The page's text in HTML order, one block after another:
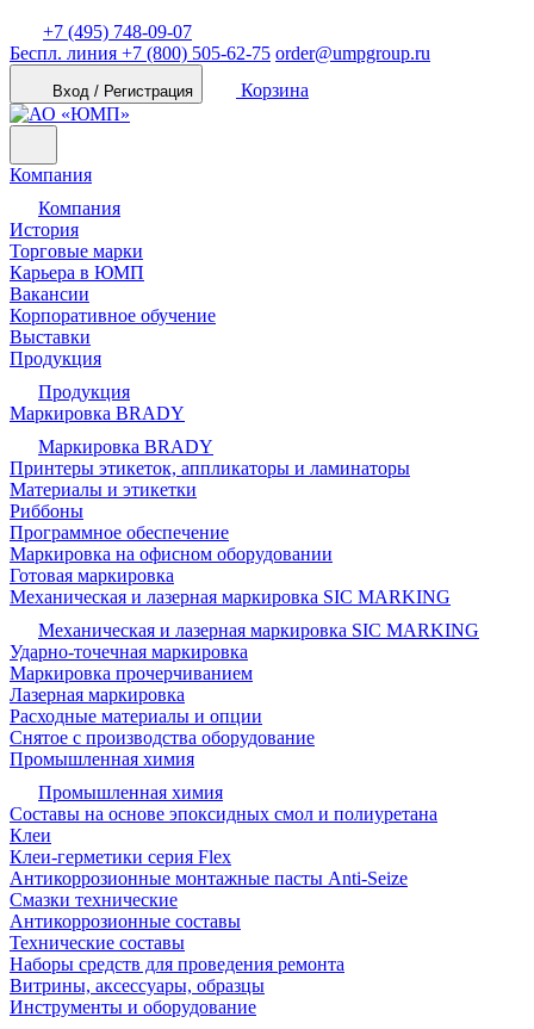
+7 (495) 748-09-07
Беспл. линия +7 (800) 505-62-75 order@umpgroup.ru
Вход / Регистрация Корзина
Компания
Компания
История
Торговые марки
Карьера в ЮМП
Вакансии
Корпоративное обучение
Выставки
Продукция
Продукция
Маркировка BRADY
Маркировка BRADY
Принтеры этикеток, аппликаторы и ламинаторы
Материалы и этикетки
Риббоны
Программное обеспечение
Маркировка на офисном оборудовании
Готовая маркировка
Механическая и лазерная маркировка SIC MARKING
Механическая и лазерная маркировка SIC MARKING
Ударно-точечная маркировка
Маркировка прочерчиванием
Лазерная маркировка
Расходные материалы и опции
Снятое с производства оборудование
Промышленная химия
Промышленная химия
Составы на основе эпоксидных смол и полиуретана
Клеи
Клеи-герметики серия Flex
Антикоррозионные монтажные пасты Anti-Seize
Смазки технические
Антикоррозионные составы
Технические составы
Наборы средств для проведения ремонта
Витрины, аксессуары, образцы
Инструменты и оборудование